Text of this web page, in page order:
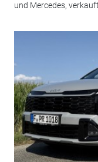
und Mercedes,